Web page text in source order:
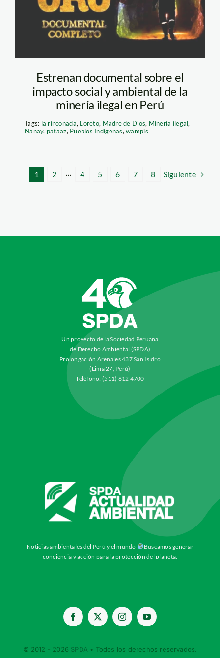
Estrenan documental sobre el
impacto social y ambiental de la
minería ilegal en Perú
Tags: la rinconada, Loreto, Madre de Dios, Minería ilegal,
Nanay, pataaz, Pueblos Indígenas,wampis
1 2 ··· 4 5 6 7 8 Siguiente
Un proyecto de la Sociedad Peruana
de Derecho Ambiental (SPDA)
Prolongación Arenales 437 San Isidro
(Lima 27, Perú)
Teléfono: (511) 612 4700
Noticias ambientales del Perú y el mundo
Buscamos generar
conciencia y acción para la protección del planeta.
© 2012 - 2026 SPDA • Todos los derechos reservados.